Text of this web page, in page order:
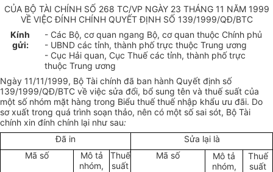
CỦA BỘ TÀI CHÍNH SỐ 268 TC/VP NGÀY 23 THÁNG 11 NĂM 1999
VỀ VIỆC ĐÍNH CHÍNH QUYẾT ĐỊNH SỐ 139/1999/QĐ/BTC
Kính
gửi:
- Các Bộ, cơ quan ngang Bộ, cơ quan thuộc Chính phủ
- UBND các tỉnh, thành phố trực thuộc Trung ương
- Cục Hải quan, Cục Thuế các tỉnh, thành phố trực
thuộc Trung ương
Ngày 11/11/1999, Bộ Tài chính đã ban hành Quyết định số
139/1999/QĐ/BTC về việc sửa đổi, bổ sung tên và thuế suất của
một số nhóm mặt hàng trong Biểu thuế thuế nhập khẩu ưu đãi. Do
sơ xuất trong quá trình soạn thảo, nên có một số sai sót, Bộ Tài
chính xin đính chính lại như sau:
Đã in
Sửa lại là
Mã số
Mô tả
nhóm,
Thuế
suất
Mã số
Mô tả
nhóm,
Thuế
suất